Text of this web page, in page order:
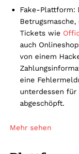
Fake-Plattform:
Tickets wie
auch
von einem
eine
unterdessen
abgeschöpft.
Mehr sehen